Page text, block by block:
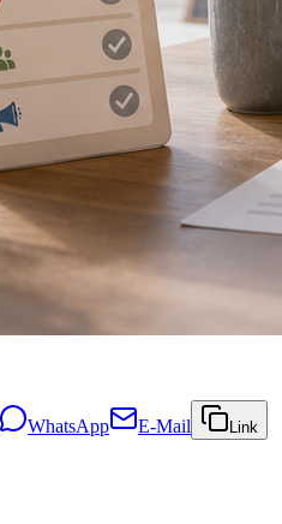
WhatsApp E-Mail Link